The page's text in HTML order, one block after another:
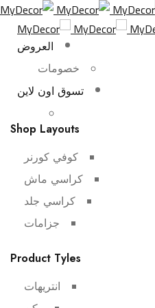
العروض
خصومات
تسوق اون لاين
Shop Layouts
كوفي كورنر
كراسي ماش
كراسي جلد
جزامات
Product Tyles
انتريهات